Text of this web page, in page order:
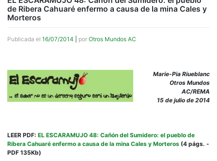
de Ribera Cahuaré enfermo a causa de la mina Cales y
Morteros
Publicada el 16/07/2014 por Otros Mundos AC
Marie-Pia Riueblanc
Otros Mundos
AC/REMA
15 de julio de 2014
LEER PDF: EL ESCARAMUJO 48: Cañón del Sumidero: el pueblo de
Ribera Cahuaré enfermo a causa de la mina Cales y Morteros (4 págs. -
PDF 135Kb)